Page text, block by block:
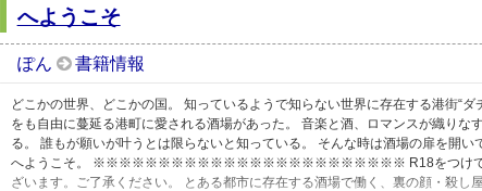
へようこそ
ぽん 書籍情報
どこかの世界、どこかの国。 知っているようで知らない世界に存在する港街“
をも自由に蔓延る港町に愛される酒場があった。 音楽と酒、ロマンスが織りな
る。 誰もが願いが叶うとは限らないと知っている。 そんな時は酒場の扉を開
へようこそ。 ※※※※※※※※※※※※※※※※※※※※※※※※ R18をつけていま
ざいます。ご了承ください。 とある都市に存在する酒場で働く、裏の顔・殺し